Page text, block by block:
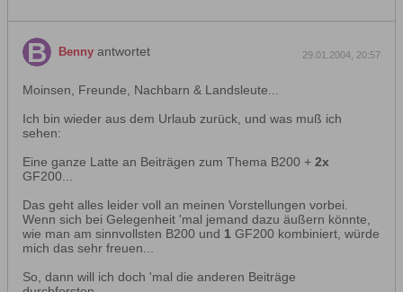
Benny antwortet 29.01.2004, 20:57
Moinsen, Freunde, Nachbarn & Landsleute...
Ich bin wieder aus dem Urlaub zurück, und was muß ich
sehen:
Eine ganze Latte an Beiträgen zum Thema B200 + 2x
GF200...
Das geht alles leider voll an meinen Vorstellungen vorbei.
Wenn sich bei Gelegenheit 'mal jemand dazu äußern könnte,
wie man am sinnvollsten B200 und 1 GF200 kombiniert, würde
mich das sehr freuen...
So, dann will ich doch 'mal die anderen Beiträge